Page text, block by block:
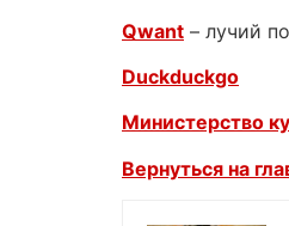
Qwant – лучий
Duckduckgo
Министерство
Вернуться на